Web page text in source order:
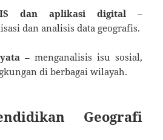
dan aplikasi digital–
dan analisis data geografis.
– menganalisis isu sosial,
di berbagai wilayah.
Geografi